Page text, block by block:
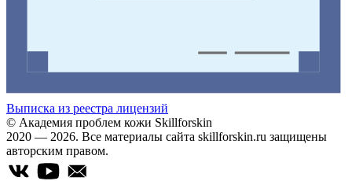
Выписка из реестра лицензий
© Академия проблем кожи Skillforskin
2020 — 2026. Все материалы сайта skillforskin.ru защищены
авторским правом.